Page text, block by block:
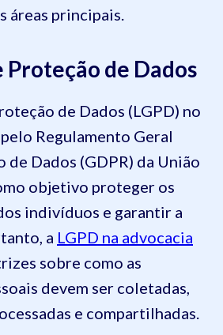
áreas principais.
Proteção de Dados
de Dados (LGPD) no
Regulamento Geral
de Dados (GDPR) da União
objetivo proteger os
indivíduos e garantir a
a LGPD na advocacia
sobre como as
devem ser coletadas,
e compartilhadas.